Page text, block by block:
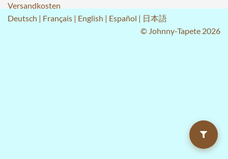
Versandkosten
Deutsch | Français | English | Español | 日本語
© Johnny-Tapete 2026